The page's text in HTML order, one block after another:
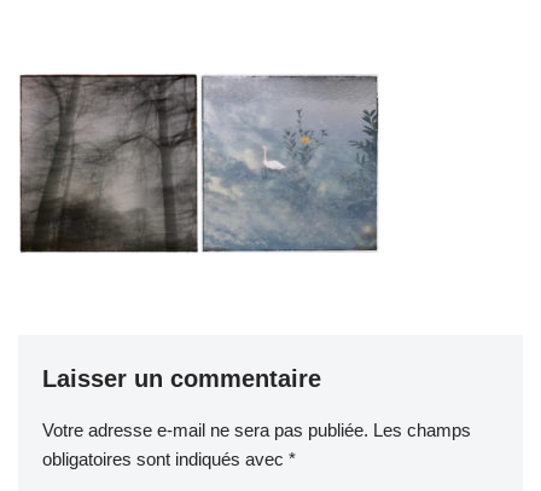
Laisser un commentaire
Votre adresse e-mail ne sera pas publiée. Les champs
obligatoires sont indiqués avec *